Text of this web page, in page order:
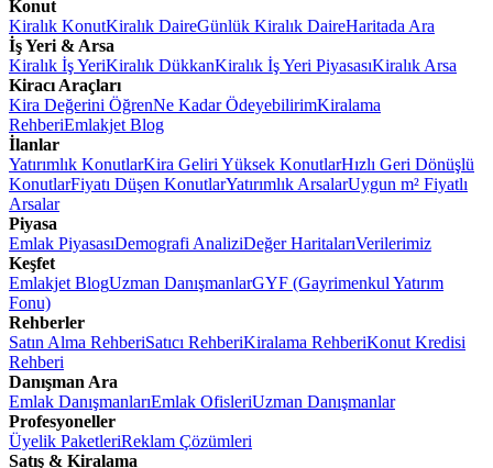
Konut
Kiralık KonutKiralık DaireGünlük Kiralık DaireHaritada Ara
İş Yeri & Arsa
Kiralık İş YeriKiralık DükkanKiralık İş Yeri PiyasasıKiralık Arsa
Kiracı Araçları
Kira Değerini ÖğrenNe Kadar ÖdeyebilirimKiralama
RehberiEmlakjet Blog
İlanlar
Yatırımlık KonutlarKira Geliri Yüksek KonutlarHızlı Geri Dönüşlü
KonutlarFiyatı Düşen KonutlarYatırımlık ArsalarUygun m² Fiyatlı
Arsalar
Piyasa
Emlak PiyasasıDemografi AnaliziDeğer HaritalarıVerilerimiz
Keşfet
Emlakjet BlogUzman DanışmanlarGYF (Gayrimenkul Yatırım
Fonu)
Rehberler
Satın Alma RehberiSatıcı RehberiKiralama RehberiKonut Kredisi
Rehberi
Danışman Ara
Emlak DanışmanlarıEmlak OfisleriUzman Danışmanlar
Profesyoneller
Üyelik PaketleriReklam Çözümleri
Satış & Kiralama